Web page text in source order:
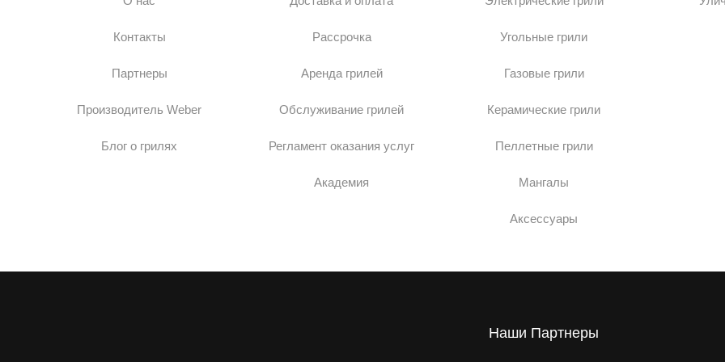
Контакты
Партнеры
Производитель Weber
Блог о грилях
Рассрочка
Аренда грилей
Обслуживание грилей
Регламент оказания услуг
Академия
Угольные грили
Газовые грили
Керамические грили
Пеллетные грили
Мангалы
Аксессуары
Наши Партнеры